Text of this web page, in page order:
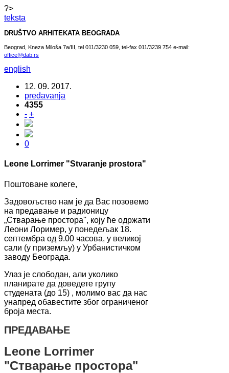
?>
teksta
DRUŠTVO ARHITEKATA BEOGRADA
Beograd, Kneza Miloša 7a/III, tel 011/3230 059, tel-fax 011/3239 754 e-mail:
office@dab.rs
english
12. 09. 2017.
predavanja
4355
- +
0
Leone Lorrimer "Stvaranje prostora"
Поштоване колеге,
Задовољство нам је да Вас позовемо
на предавање и радионицу
„Стварање простора'', коју ће одржати
Леони Лоример, у понедељак 18.
септембра од 9.00 часова, у великој
сали (у приземљу) у Урбанистичком
заводу Београда.
Улаз је слободан, али уколико
планирате да доведете групу
студената (до 15) , молимо вас да нас
унапред обавестите због ограниченог
броја места.
ПРЕДАВАЊЕ
Leone Lorrimer
"Стварање простора"